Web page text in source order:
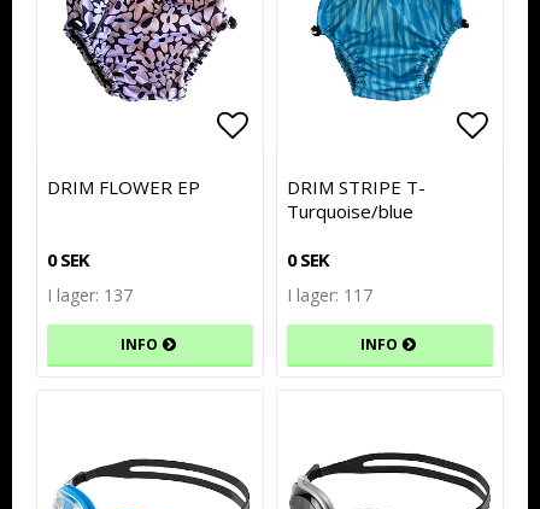
Lägg till i favoritlistan
Lägg till i favoritlistan
DRIM FLOWER EP
0 SEK
I lager: 137
INFO
DRIM STRIPE T-
Turquoise/blue
0 SEK
I lager: 117
INFO